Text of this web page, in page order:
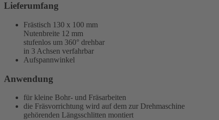
Lieferumfang
Frästisch 130 x 100 mm
Nutenbreite 12 mm
stufenlos um 360° drehbar
in 3 Achsen verfahrbar
Aufspannwinkel
Anwendung
für kleine Bohr- und Fräsarbeiten
die Fräsvorrichtung wird auf dem zur Drehmaschine
gehörenden Längsschlitten montiert